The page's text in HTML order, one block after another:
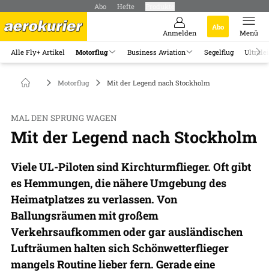
Abo Hefte
Anmelden
Abo
Menü
Alle Fly+ Artikel Motorflug Business Aviation Segelflug
Motorflug Mit der Legend nach Stockholm
MAL DEN SPRUNG WAGEN
Mit der Legend nach Stockholm
Viele UL-Piloten sind Kirchturmflieger. Oft gibt
es Hemmungen, die nähere Umgebung des
Heimatplatzes zu verlassen. Von
Ballungsräumen mit großem
Verkehrsaufkommen oder gar ausländischen
Lufträumen halten sich Schönwetterflieger
mangels Routine lieber fern. Gerade eine